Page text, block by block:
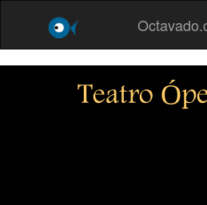
Teatro